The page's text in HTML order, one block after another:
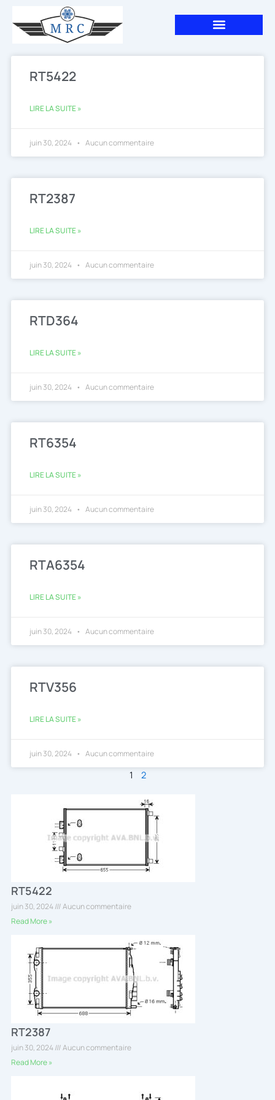
contenu
RT5422
LIRE LA SUITE »
juin 30, 2024 Aucun commentaire
RT2387
LIRE LA SUITE »
juin 30, 2024 Aucun commentaire
RTD364
LIRE LA SUITE »
juin 30, 2024 Aucun commentaire
RT6354
LIRE LA SUITE »
juin 30, 2024 Aucun commentaire
RTA6354
LIRE LA SUITE »
juin 30, 2024 Aucun commentaire
RTV356
LIRE LA SUITE »
juin 30, 2024 Aucun commentaire
1 2
RT5422
juin 30, 2024
Aucun commentaire
Read More »
RT2387
juin 30, 2024
Aucun commentaire
Read More »